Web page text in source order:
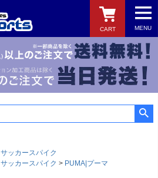
MENU
CART
検索
サッカースパイク
サッカースパイク
PUMA|プーマ